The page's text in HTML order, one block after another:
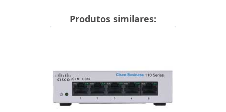
Produtos similares: